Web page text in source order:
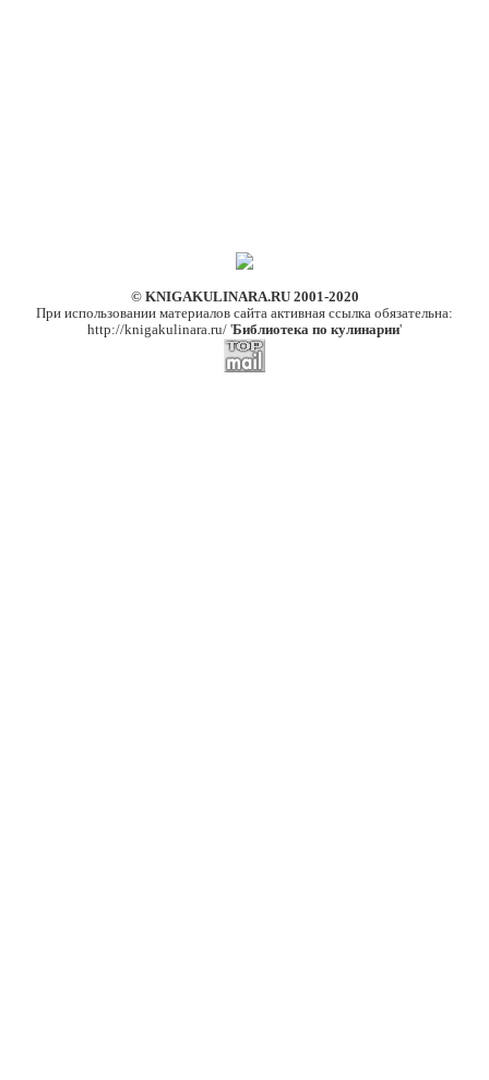
© KNIGAKULINARA.RU 2001-2020
При использовании материалов сайта активная ссылка обязательна:
http://knigakulinara.ru/ 'Библиотека по кулинарии'